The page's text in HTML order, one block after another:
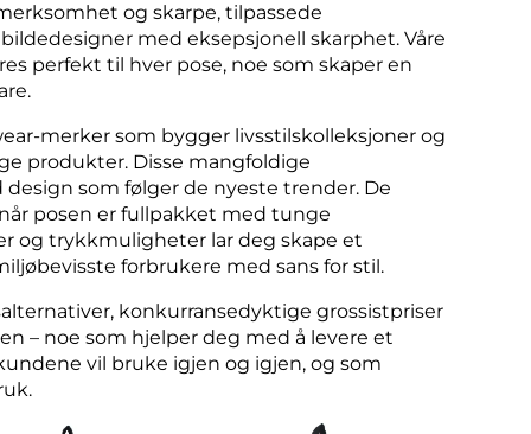
og skarpe, tilpassede
med eksepsjonell skarphet. Våre
perfekt til hver pose, noe som skaper en
merker som bygger livsstilskolleksjoner og
produkter. Disse mangfoldige
som følger de nyeste trender. De
posen er fullpakket med tunge
og trykkmuligheter lar deg skape et
forbrukere med sans for stil.
konkurransedyktige grossistpriser
– noe som hjelper deg med å levere et
vil bruke igjen og igjen, og som